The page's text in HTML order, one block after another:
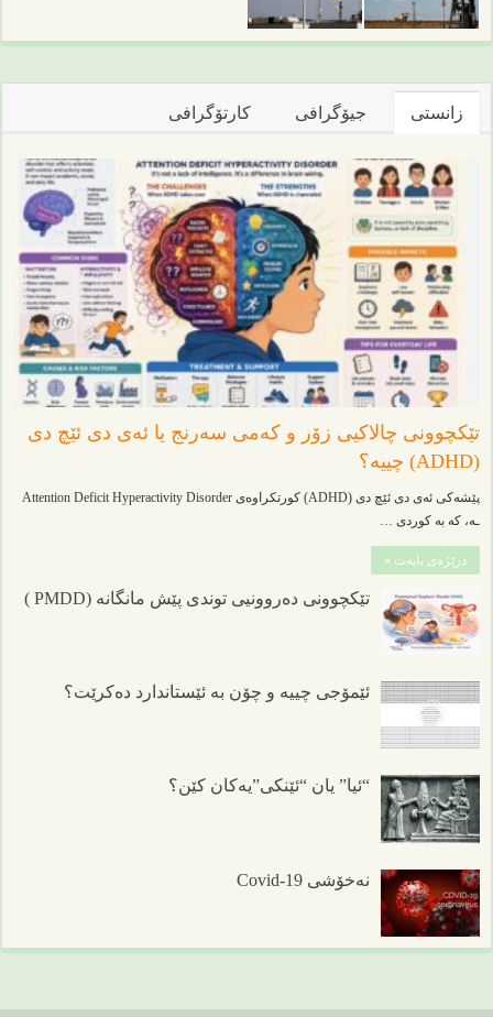
زانستی جیۆگرافی کارتۆگرافی
تێکچوونی چالاکیی زۆر و کەمی سەرنج یا ئەی دی ئێچ دی
(ADHD) چییە؟
پێشەکی ئەی دی ئێچ دی (ADHD) کورتکراوەی Attention Deficit Hyperactivity Disorder
ـە، کە بە کوردی …
درێژەی بابەت »
تێکچوونی دەروونیی توندی پێش مانگانە (PMDD )
ئێمۆجی چییە و چۆن بە ئێستاندارد دەکرێت؟
“ئیا” یان “ئێنکی”یەکان کێن؟
نەخۆشی Covid-19